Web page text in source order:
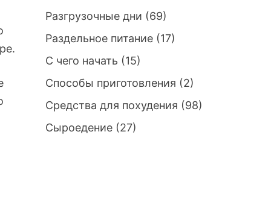
Разгрузочные дни (69)
Раздельное питание(17)
С чего начать (15)
Способы приготовления (2)
Средства для похудения (98)
Сыроедение(27)